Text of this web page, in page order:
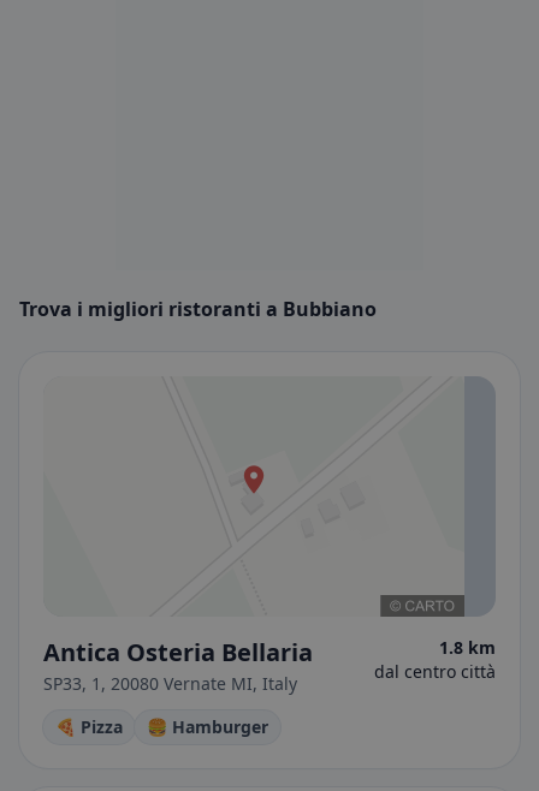
Trova i migliori ristoranti a Bubbiano
Antica Osteria Bellaria
SP33, 1, 20080 Vernate MI, Italy
1.8 km
dal centro città
🍕 Pizza 🍔 Hamburger